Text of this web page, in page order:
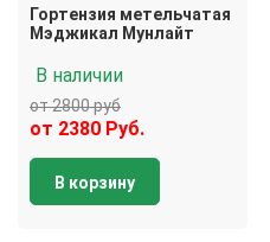
Гортензия метельчатая
Мэджикал Мунлайт
В наличии
от 2800 руб
от 2380 Руб.
В корзину